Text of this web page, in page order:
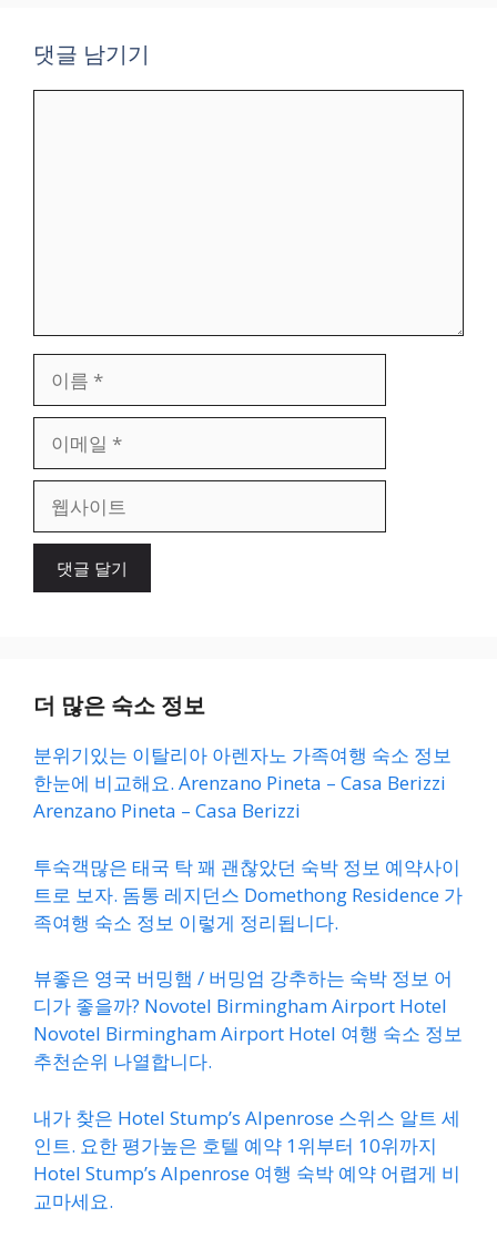
댓글 남기기
일
이
더 많은 숙소 정보
분위기있는 이탈리아 아렌자노 가족여행 숙소 정보
한눈에 비교해요. Arenzano Pineta – Casa Berizzi
Arenzano Pineta – Casa Berizzi
투숙객많은 태국 탁 꽤 괜찮았던 숙박 정보 예약사이
트로 보자. 돔통 레지던스 Domethong Residence 가
족여행 숙소 정보 이렇게 정리됩니다.
뷰좋은 영국 버밍햄 / 버밍엄 강추하는 숙박 정보 어
디가 좋을까? Novotel Birmingham Airport Hotel
Novotel Birmingham Airport Hotel 여행 숙소 정보
추천순위 나열합니다.
내가 찾은 Hotel Stump’s Alpenrose 스위스 알트 세
인트. 요한 평가높은 호텔 예약 1위부터 10위까지
Hotel Stump’s Alpenrose 여행 숙박 예약 어렵게 비
교마세요.